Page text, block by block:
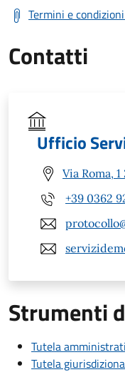
Termini e
Contatti
Ufficio
Via Roma,
+39 0362
Strumenti
Tutela
Tutela